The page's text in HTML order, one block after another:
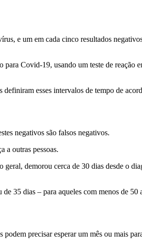
e um em cada cinco resultados
Covid-19, usando um teste de reação
esses intervalos de tempo de
negativos são falsos negativos.
a outras pessoas.
demorou cerca de 30 dias desde o
35 dias – para aqueles com menos de 50
precisar esperar um mês ou mais